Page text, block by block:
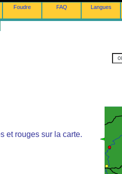
Foudre FAQ Langues
et rouges sur la carte.